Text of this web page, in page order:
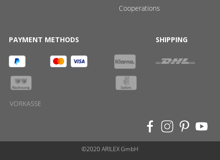
Cooperations
PAYMENT METHODS SHIPPING
©2020 ARILEX GmbH